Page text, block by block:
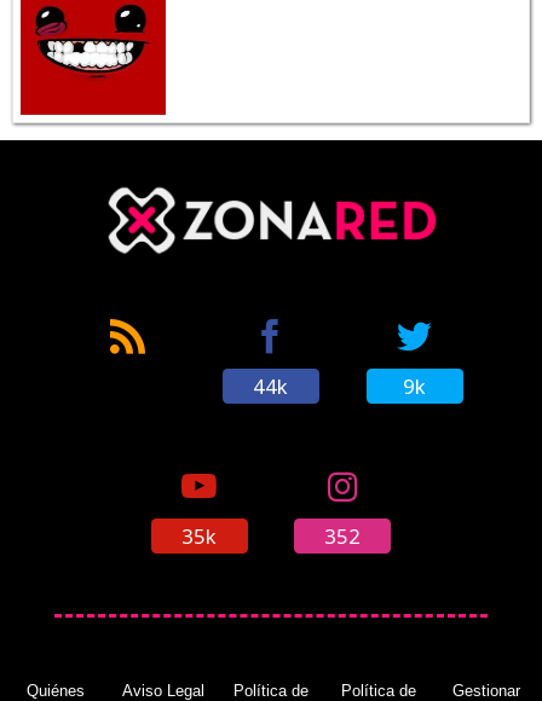
44k 9k
35k 352
Quiénes
Aviso Legal
Política de
Política de
Gestionar